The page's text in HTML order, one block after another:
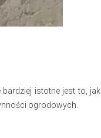
istotne jest to, jak
ogrodowych.